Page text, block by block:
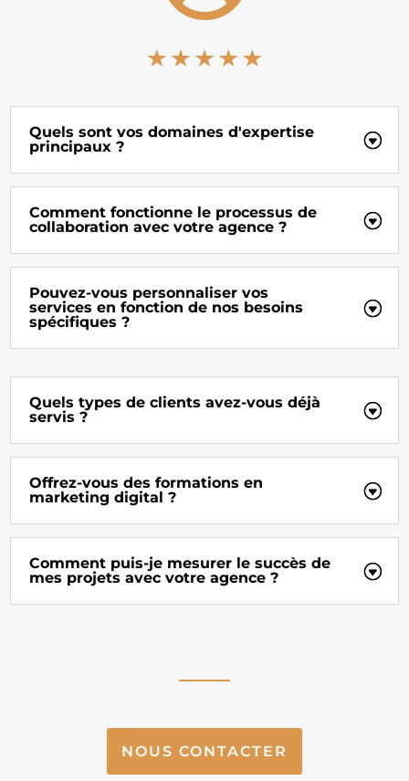
Quels sont vos domaines d'expertise
principaux ?
Comment fonctionne le processus de
collaboration avec votre agence ?
Pouvez-vous personnaliser vos
services en fonction de nos besoins
spécifiques ?
Quels types de clients avez-vous déjà
servis ?
Offrez-vous des formations en
marketing digital ?
Comment puis-je mesurer le succès de
mes projets avec votre agence ?
NOUS CONTACTER